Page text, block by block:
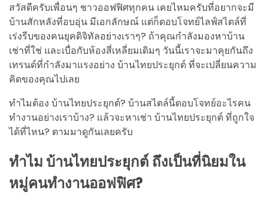
สวัสดีครับเพื่อนๆ ชาวออฟฟิศทุกคน เคยไหมครับที่อยากจะมี
บ้านสักหลังที่อบอุ่น มีเอกลักษณ์ แต่ก็ตอบโจทย์ไลฟ์สไตล์ที่
เร่งรีบของคนยุคดิจิทัลอย่างเราๆ? ถ้าคุณกำลังมองหาบ้าน
เช่าที่ใช่ และเบื่อกับห้องสี่เหลี่ยมเดิมๆ วันนี้เราจะมาคุยกันถึง
เทรนด์ที่กำลังมาแรงอย่าง บ้านไทยประยุกต์ ที่จะเปลี่ยนความ
คิดของคุณไปเลย
ทำไมต้อง บ้านไทยประยุกต์? บ้านสไตล์นี้ตอบโจทย์อะไรคน
ทำงานอย่างเราบ้าง? แล้วจะหาเช่า บ้านไทยประยุกต์ ที่ถูกใจ
ได้ที่ไหน? ตามมาดูกันเลยครับ
ทำไม บ้านไทยประยุกต์ ถึงเป็นที่นิยมใน
หมู่คนทำงานออฟฟิศ?